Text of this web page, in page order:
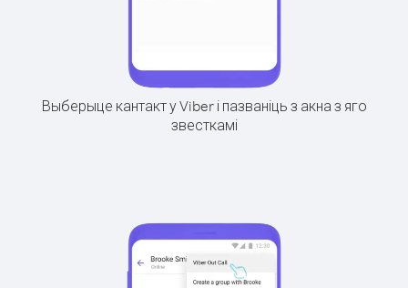
Выберыце кантакт у Viber і пазваніць з акна з яго
звесткамі